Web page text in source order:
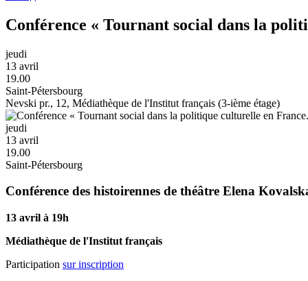
Conférence « Tournant social dans la
jeudi
13 avril
19.00
Saint-Pétersbourg
Nevski pr., 12, Médiathèque de l'Institut français (3-ième étage)
jeudi
13 avril
19.00
Saint-Pétersbourg
Conférence des histoirennes de théâtre Elena
13 avril à 19h
Médiathèque de l'Institut français
Participation sur inscription